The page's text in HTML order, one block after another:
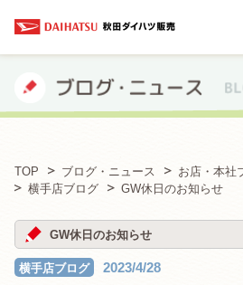
TOP ブログ・ニュース
お店・本社
横手店ブログ
GW休日のお知らせ
GW休日のお知らせ
横手店ブログ 2023/4/28